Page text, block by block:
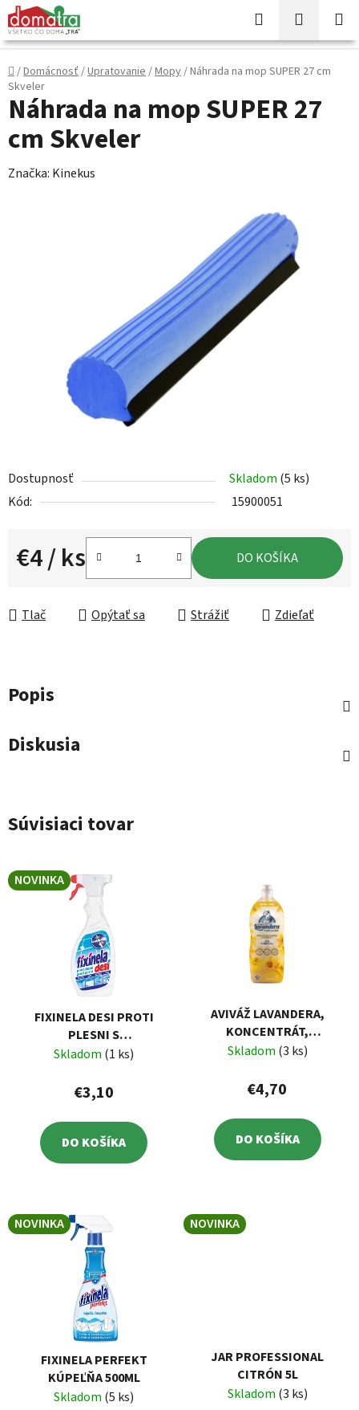
Prejsť
na
obsah
Hľadať
KOŠÍK
Domov
/Domácnosť/Upratovanie/Mopy/Náhrada na mop SUPER 27 cm
Skveler
Dostupnosť Skladom (5 ks)
Kód:
15900051
€4/ ks
Jednotková cena:
DO KOŠÍKA
Tlač Opýtať sa Strážiť Zdieľať
Náhrada na mop SUPER 27
cm Skveler
Značka: Kinekus
Popis
Diskusia
Súvisiaci tovar
NOVINKA
FIXINELA DESI PROTI
PLESNI S
ROZPRAŠOVAČOM 500ML
Skladom (1 ks)
€3,10
DO KOŠÍKA
AVIVÁŽ LAVANDERA,
KONCENTRÁT,
TROPICKÁ ŽIARA, 1760
Skladom (3 ks)
€4,70
DO KOŠÍKA
NOVINKA
FIXINELA PERFEKT
KÚPEĽŇA 500ML
Skladom (5 ks)
NOVINKA
JAR PROFESSIONAL
CITRÓN 5L
Skladom (3 ks)